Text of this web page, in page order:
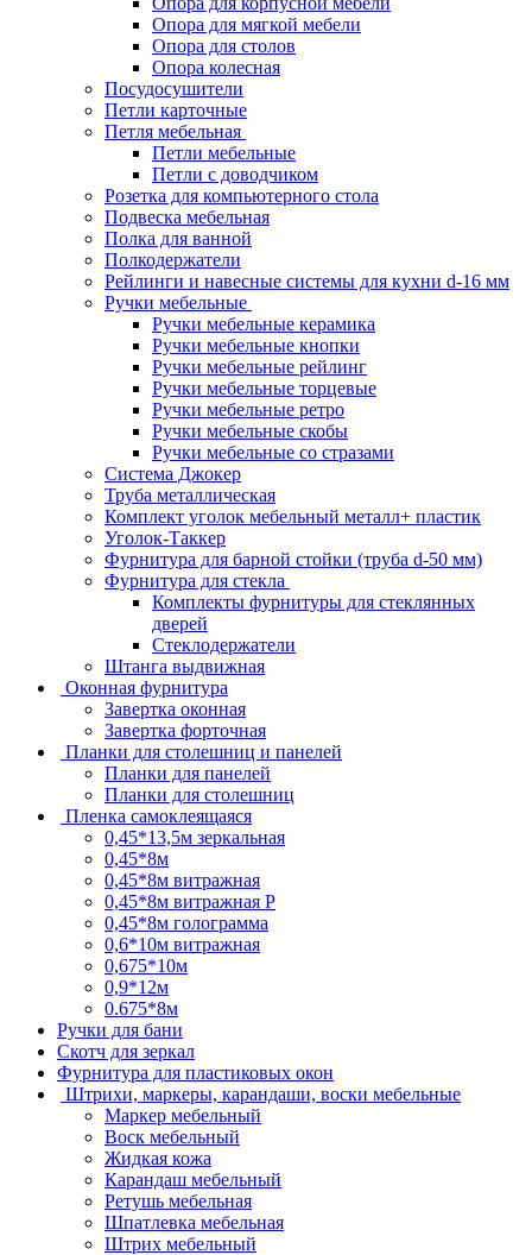
Опора для мягкой мебели
Опора для столов
Опора колесная
Посудосушители
Петли карточные
Петля мебельная
Петли мебельные
Петли с доводчиком
Розетка для компьютерного стола
Подвеска мебельная
Полка для ванной
Полкодержатели
Рейлинги и навесные системы для кухни d-16 мм
Ручки мебельные
Ручки мебельные керамика
Ручки мебельные кнопки
Ручки мебельные рейлинг
Ручки мебельные торцевые
Ручки мебельные ретро
Ручки мебельные скобы
Ручки мебельные со стразами
Система Джокер
Труба металлическая
Комплект уголок мебельный металл+ пластик
Уголок-Таккер
Фурнитура для барной стойки (труба d-50 мм)
Фурнитура для стекла
Комплекты фурнитуры для стеклянных
дверей
Стеклодержатели
Штанга выдвижная
Оконная фурнитура
Завертка оконная
Завертка форточная
Планки для столешниц и панелей
Планки для панелей
Планки для столешниц
Пленка самоклеящаяся
0,45*13,5м зеркальная
0,45*8м
0,45*8м витражная
0,45*8м витражная Р
0,45*8м голограмма
0,6*10м витражная
0,675*10м
0,9*12м
0.675*8м
Ручки для бани
Скотч для зеркал
Фурнитура для пластиковых окон
Штрихи, маркеры, карандаши, воски мебельные
Маркер мебельный
Воск мебельный
Жидкая кожа
Карандаш мебельный
Ретушь мебельная
Шпатлевка мебельная
Штрих мебельный